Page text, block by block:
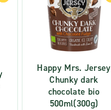
Happy Mrs. Jersey
Chunky dark
chocolate bio
500ml(300g)